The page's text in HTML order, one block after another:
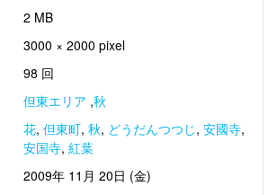
2 MB
3000 × 2000 pixel
98 回
但東エリア ,秋
花, 但東町, 秋, どうだんつつじ, 安國寺,
安国寺, 紅葉
2009年 11月 20日 (金)